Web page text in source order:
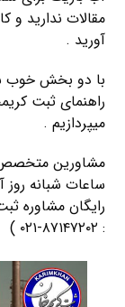
مقالات ندارید و
آورید .
با دو بخش خوب
راهنمای ثبت
میپردازیم .
مشاورین
ساعات شبانه
رایگان مشاوره
: ۸۷۱۴۷۲۰۲-۰۲۱ )